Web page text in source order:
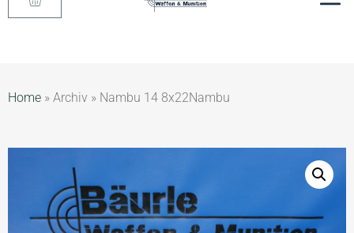
Home » Archiv » Nambu 14 8x22Nambu